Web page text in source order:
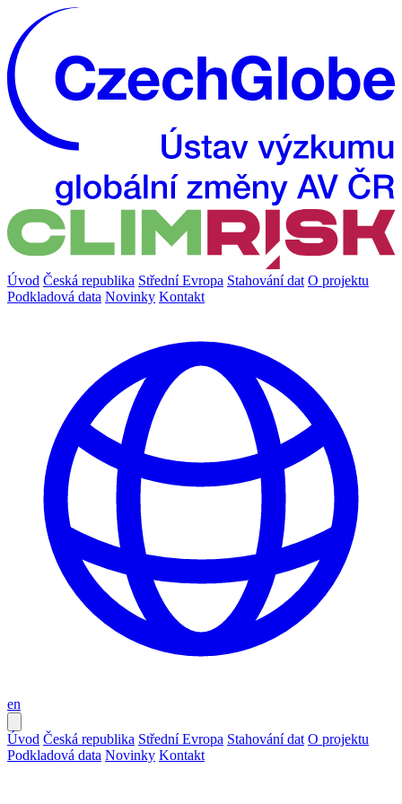
Úvod Česká republika Střední Evropa Stahování dat O projektu
Podkladová data Novinky Kontakt
en
Úvod Česká republika Střední Evropa Stahování dat O projektu
Podkladová data Novinky Kontakt